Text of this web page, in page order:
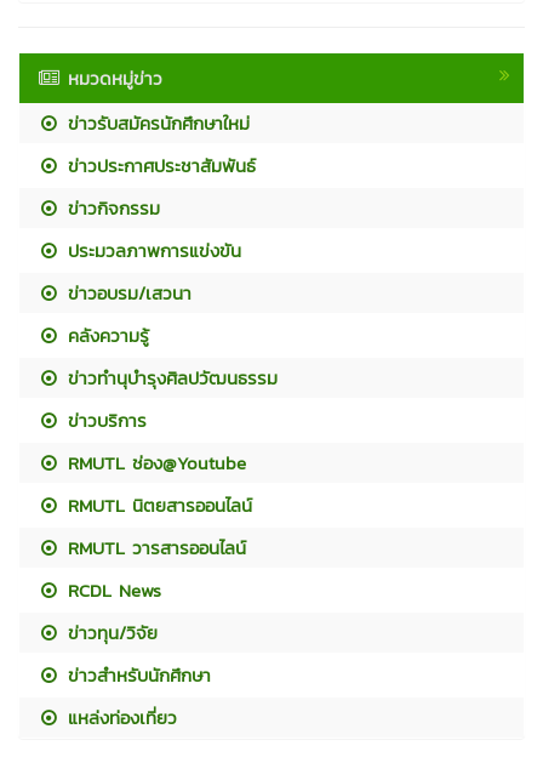
หมวดหมู่ข่าว
ข่าวรับสมัครนักศึกษาใหม่
ข่าวประกาศประชาสัมพันธ์
ข่าวกิจกรรม
ประมวลภาพการแข่งขัน
ข่าวอบรม/เสวนา
คลังความรู้
ข่าวทำนุบำรุงศิลปวัฒนธรรม
ข่าวบริการ
RMUTL ช่อง@Youtube
RMUTL นิตยสารออนไลน์
RMUTL วารสารออนไลน์
RCDL News
ข่าวทุน/วิจัย
ข่าวสำหรับนักศึกษา
แหล่งท่องเที่ยว